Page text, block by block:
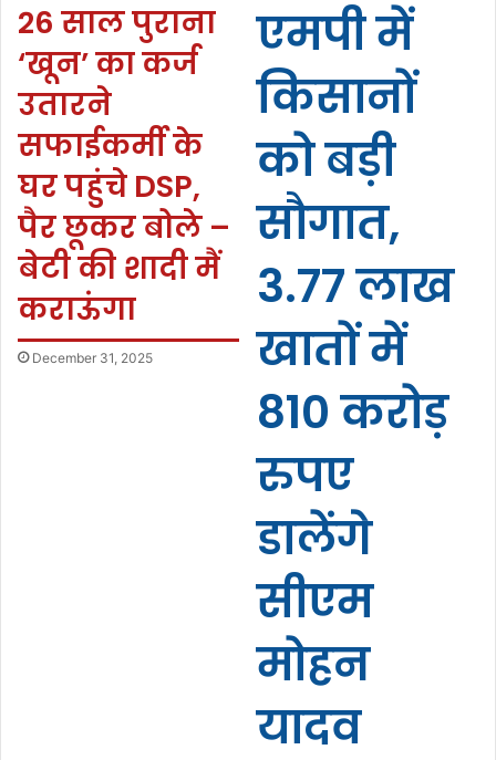
26 साल पुराना
‘खून’ का कर्ज
उतारने
सफाईकर्मी के
घर पहुंचे DSP,
पैर छूकर बोले –
बेटी की शादी मैं
कराऊंगा
December 31, 2025
एमपी में
किसानों
को बड़ी
सौगात,
3.77 लाख
खातों में
810 करोड़
रुपए
डालेंगे
सीएम
मोहन
यादव